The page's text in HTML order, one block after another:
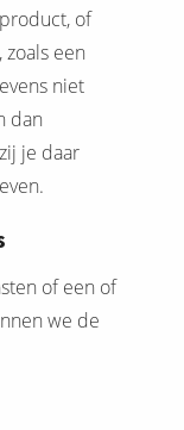
of
een
niet
dan
je daar
of een of
we de